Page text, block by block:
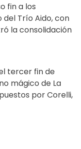
fin a los
Trío Aido, con
la consolidación
tercer fin de
mágico de La
por Corelli,